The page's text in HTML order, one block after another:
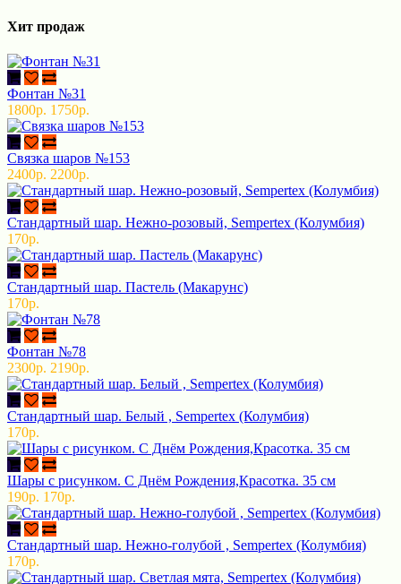
Хит продаж
Фонтан №31
1800р. 1750р.
Связка шаров №153
2400р. 2200р.
Стандартный шар. Нежно-розовый, Sempertex (Колумбия)
170р.
Стандартный шар. Пастель (Макарунс)
170р.
Фонтан №78
2300р. 2190р.
Стандартный шар. Белый , Sempertex (Колумбия)
170р.
Шары с рисунком. С Днём Рождения,Красотка. 35 см
190р. 170р.
Стандартный шар. Нежно-голубой , Sempertex (Колумбия)
170р.